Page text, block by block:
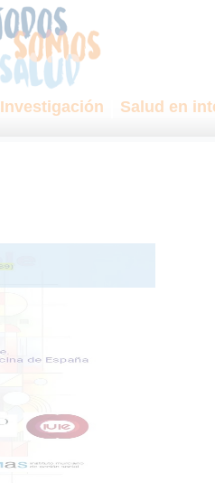
Investigación Salud en